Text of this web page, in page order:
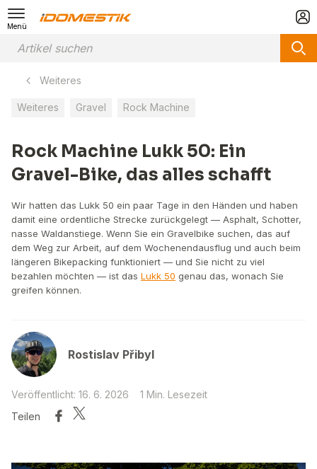
Menü
Weiteres
Weiteres Gravel Rock Machine
Rock Machine Lukk 50: Ein
Gravel-Bike, das alles schafft
Wir hatten das Lukk 50 ein paar Tage in den Händen und haben
damit eine ordentliche Strecke zurückgelegt — Asphalt, Schotter,
nasse Waldanstiege. Wenn Sie ein Gravelbike suchen, das auf
dem Weg zur Arbeit, auf dem Wochenendausflug und auch beim
längeren Bikepacking funktioniert — und Sie nicht zu viel
bezahlen möchten — ist das Lukk 50 genau das, wonach Sie
greifen können.
Rostislav Přibyl
Veröffentlicht: 16. 6. 2026
1 Min. Lesezeit
Teilen